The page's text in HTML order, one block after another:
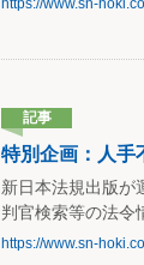
https://www.sn-
記事
特別企画：人手
新日本法規出版が
判官検索等の法令
https://www.sn-